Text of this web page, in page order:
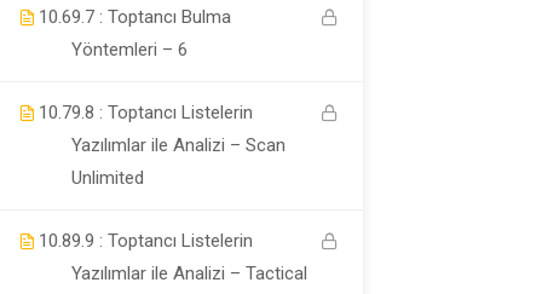
10.69.7 : Toptancı Bulma
Yöntemleri – 6
10.79.8 : Toptancı Listelerin
Yazılımlar ile Analizi – Scan
Unlimited
10.89.9 : Toptancı Listelerin
Yazılımlar ile Analizi – Tactical
Company
Kurslar
Links
Links